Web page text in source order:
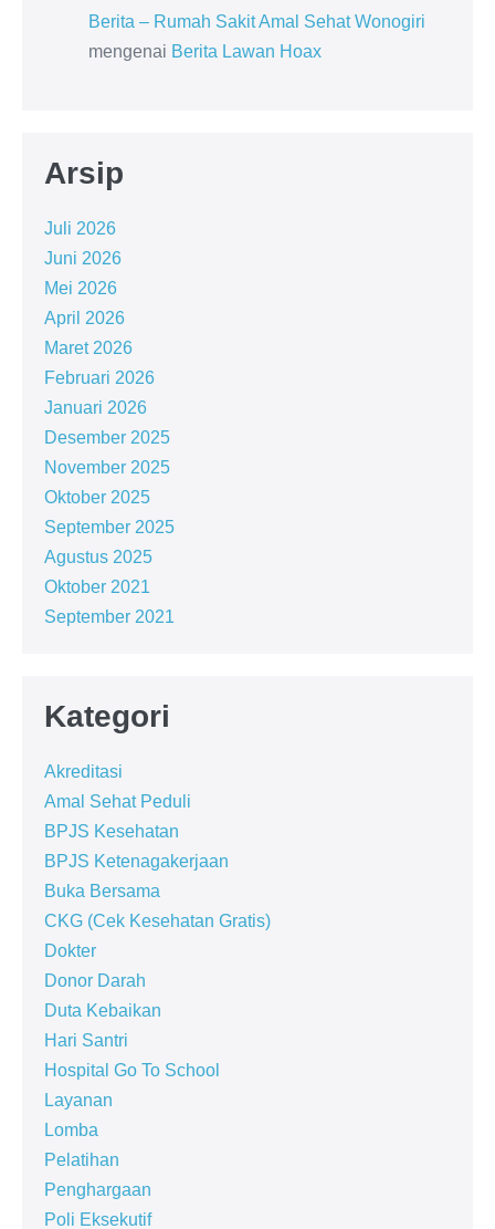
Berita – Rumah Sakit Amal Sehat Wonogiri
mengenai Berita Lawan Hoax
Arsip
Juli 2026
Juni 2026
Mei 2026
April 2026
Maret 2026
Februari 2026
Januari 2026
Desember 2025
November 2025
Oktober 2025
September 2025
Agustus 2025
Oktober 2021
September 2021
Kategori
Akreditasi
Amal Sehat Peduli
BPJS Kesehatan
BPJS Ketenagakerjaan
Buka Bersama
CKG (Cek Kesehatan Gratis)
Dokter
Donor Darah
Duta Kebaikan
Hari Santri
Hospital Go To School
Layanan
Lomba
Pelatihan
Penghargaan
Poli Eksekutif